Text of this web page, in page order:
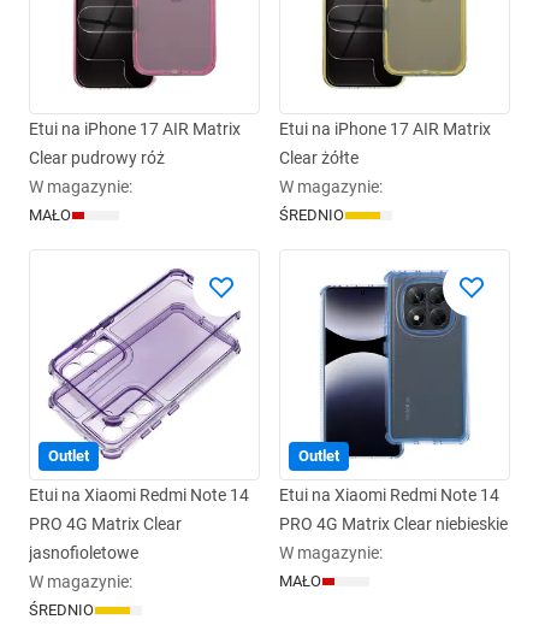
Etui na iPhone 17 AIR Matrix
Clear pudrowy róż
W magazynie:
MAŁO
Etui na iPhone 17 AIR Matrix
Clear żółte
W magazynie:
ŚREDNIO
Outlet
Etui na Xiaomi Redmi Note 14
PRO 4G Matrix Clear
jasnofioletowe
W magazynie:
ŚREDNIO
Outlet
Etui na Xiaomi Redmi Note 14
PRO 4G Matrix Clear niebieskie
W magazynie:
MAŁO